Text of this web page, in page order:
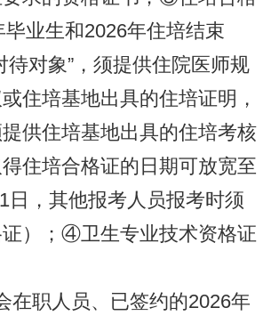
业生和2026年住培结束
待对象”，须提供住院医师规
住培基地出具的住培证明，
供住培基地出具的住培考核
住培合格证的日期可放宽至
日，其他报考人员报考时须
）；④卫生专业技术资格证
在职人员、已签约的2026年